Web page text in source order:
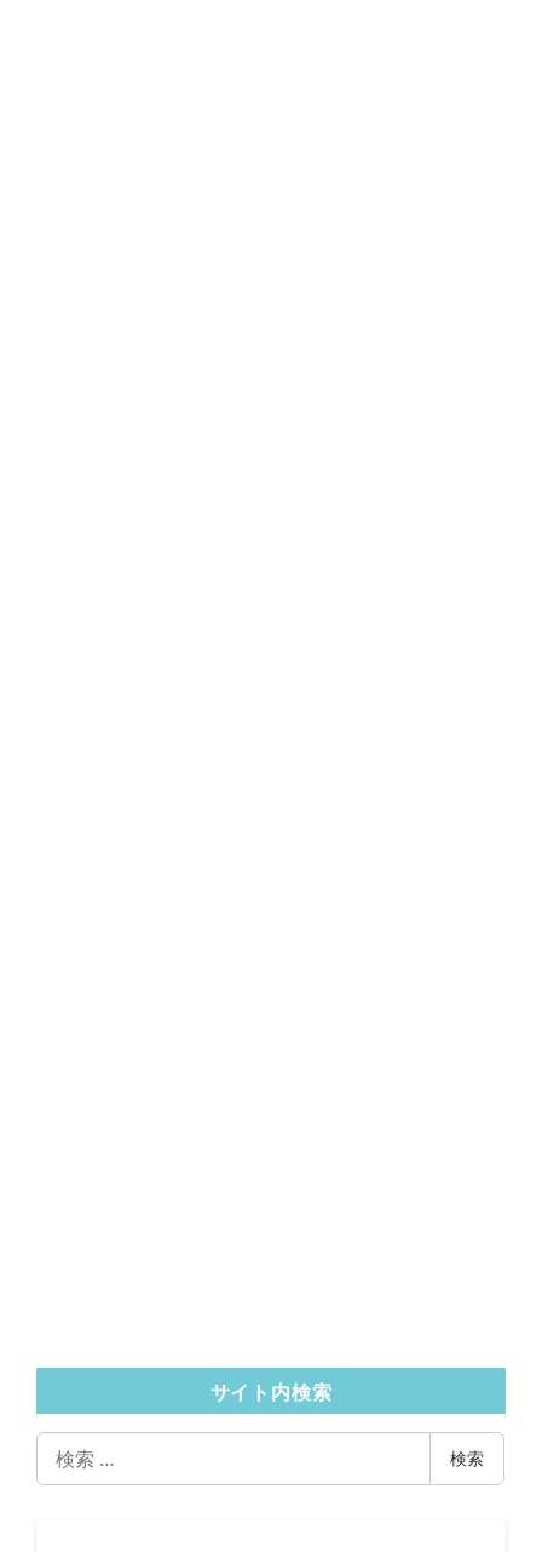
サイト内検索
検
索
検索